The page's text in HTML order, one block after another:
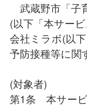
武蔵野市「子
(以下「本サー
会社ミラボ(以
予防接種等に
(対象者)
第1条 本サービ